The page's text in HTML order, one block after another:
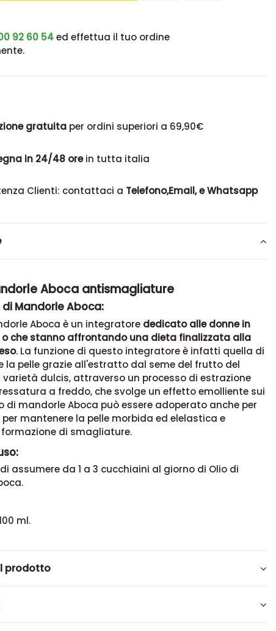
92 60 54ed effettua il tuo ordine
gratuitaper ordini superiori a 69,90€
in 24/48 orein tutta italia
Clienti: contattaci a Telefono,Email, e Whatsapp
Aboca antismagliature
di Mandorle Aboca:
Aboca è un integratorededicato alle donne in
che stanno affrontando una dieta finalizzata alla
. La funzione di questo integratore è infatti quella di
la pelle grazie all'estratto dal seme del frutto del
varietà dulcis, attraverso un processo di estrazione
a freddo, che svolge un effetto emolliente sui
di mandorle Aboca può essere adoperato anche per
mantenere la pelle morbida ed elelastica e
formazione di smagliature.
assumereda 1 a 3 cucchiaini al giorno di Olio di
ml.
prodotto